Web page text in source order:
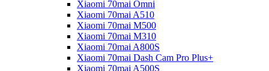
Xiaomi 70mai Omni
Xiaomi 70mai A510
Xiaomi 70mai M500
Xiaomi 70mai M310
Xiaomi 70mai A800S
Xiaomi 70mai Dash Cam Pro Plus+
Xiaomi 70mai A500S